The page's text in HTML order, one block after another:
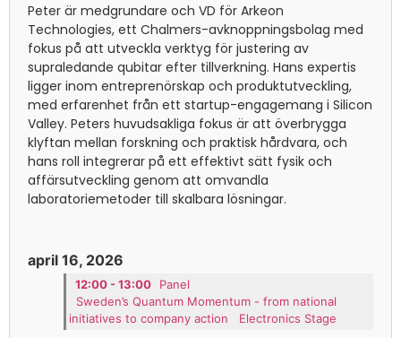
Peter är medgrundare och VD för Arkeon
Technologies, ett Chalmers-avknoppningsbolag med
fokus på att utveckla verktyg för justering av
supraledande qubitar efter tillverkning. Hans expertis
ligger inom entreprenörskap och produktutveckling,
med erfarenhet från ett startup-engagemang i Silicon
Valley. Peters huvudsakliga fokus är att överbrygga
klyftan mellan forskning och praktisk hårdvara, och
hans roll integrerar på ett effektivt sätt fysik och
affärsutveckling genom att omvandla
laboratoriemetoder till skalbara lösningar.
april 16, 2026
12:00 - 13:00
Panel
Sweden’s Quantum Momentum - from national
initiatives to company action
Electronics Stage